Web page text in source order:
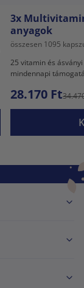
3x
anyagok
összesen 1095
25 vitamin és
mindennapi
28.170 Ft